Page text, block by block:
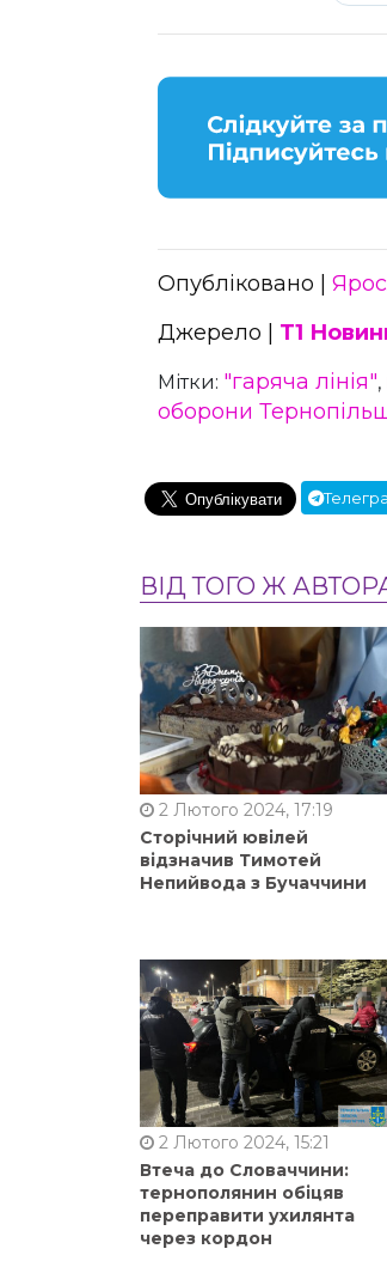
Опубліковано |
Джерело | Т1
Мітки: "гаряча лінія",
оборони
ВІД ТОГО Ж
2 Лютого 2024, 17:19
Сторічний ювілей
відзначив Тимотей
Непийвода з Бучаччини
2 Лютого 2024, 15:21
Втеча до Словаччини:
тернополянин обіцяв
переправити ухилянта
через кордон